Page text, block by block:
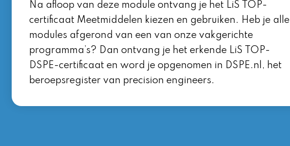
Na afloop van deze module ontvang je het LiS TOP-
certificaat Meetmiddelen kiezen en gebruiken. Heb je alle
modules afgerond van een van onze vakgerichte
programma’s? Dan ontvang je het erkende LiS TOP-
DSPE-certificaat en word je opgenomen in DSPE.nl, het
beroepsregister van precision engineers.